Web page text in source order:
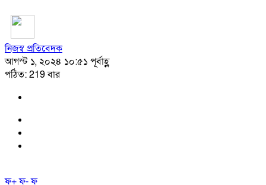
নিজস্ব প্রতিবেদক
আগস্ট ১, ২০২৪ ১০:৫১ পূর্বাহ্ণ
পঠিত: 219 বার
ফ+ফ-ফ